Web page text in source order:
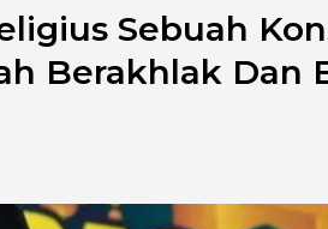
Sebuah
Berakhlak Dan